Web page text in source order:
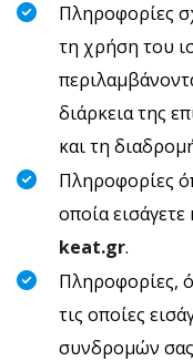
Πληροφορίες
τη χρήση του
διάρκεια της
και τη
Πληροφορίες
οποία
keat.gr.
Πληροφορίες,
τις οποίες
συνδρομών σας